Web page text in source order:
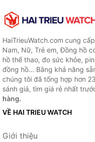
HaiTrieuWatch.com cung
Nam, Nữ, Trẻ em, Đồng hồ
hồ thể thao, đo sức khỏe,
đồng hồ... Bằng khả năng
chúng tôi đã tổng hợp hơn
sánh giá, tìm giá rẻ nhất
hàng.
VỀ HAI TRIEU WATCH
Giới thiệu